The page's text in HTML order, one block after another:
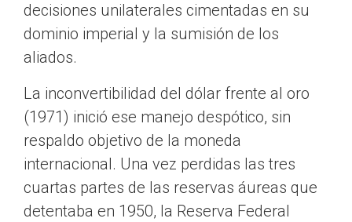
decisiones unilaterales cimentadas en su
dominio imperial y la sumisión de los
aliados.
La inconvertibilidad del dólar frente al oro
(1971) inició ese manejo despótico, sin
respaldo objetivo de la moneda
internacional. Una vez perdidas las tres
cuartas partes de las reservas áureas que
detentaba en 1950, la Reserva Federal